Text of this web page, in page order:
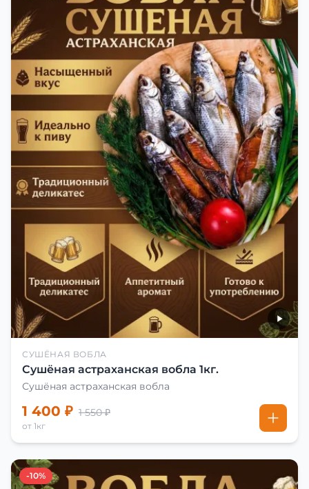
СУШЁНАЯ ВОБЛА
Сушёная астраханская вобла 1кг.
Сушёная астраханская вобла
1 400 ₽ 1 550 ₽
от 1кг
-10%